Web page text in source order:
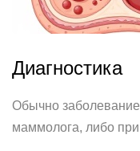
Диагностика
Обычно
маммолога, либо